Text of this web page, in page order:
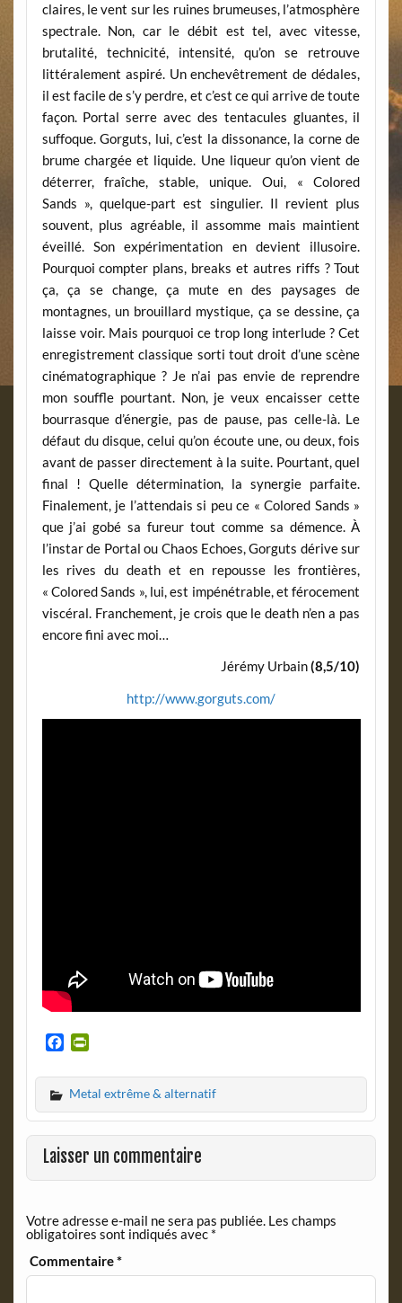
claires, le vent sur les ruines brumeuses, l’atmosphère
spectrale. Non, car le débit est tel, avec vitesse,
brutalité, technicité, intensité, qu’on se retrouve
littéralement aspiré. Un enchevêtrement de dédales,
il est facile de s’y perdre, et c’est ce qui arrive de toute
façon. Portal serre avec des tentacules gluantes, il
suffoque. Gorguts, lui, c’est la dissonance, la corne de
brume chargée et liquide. Une liqueur qu’on vient de
déterrer, fraîche, stable, unique. Oui, « Colored
Sands », quelque-part est singulier. Il revient plus
souvent, plus agréable, il assomme mais maintient
éveillé. Son expérimentation en devient illusoire.
Pourquoi compter plans, breaks et autres riffs ? Tout
ça, ça se change, ça mute en des paysages de
montagnes, un brouillard mystique, ça se dessine, ça
laisse voir. Mais pourquoi ce trop long interlude ? Cet
enregistrement classique sorti tout droit d’une scène
cinématographique ? Je n’ai pas envie de reprendre
mon souffle pourtant. Non, je veux encaisser cette
bourrasque d’énergie, pas de pause, pas celle-là. Le
défaut du disque, celui qu’on écoute une, ou deux, fois
avant de passer directement à la suite. Pourtant, quel
final ! Quelle détermination, la synergie parfaite.
Finalement, je l’attendais si peu ce « Colored Sands »
que j’ai gobé sa fureur tout comme sa démence. À
l’instar de Portal ou Chaos Echoes, Gorguts dérive sur
les rives du death et en repousse les frontières,
« Colored Sands », lui, est impénétrable, et férocement
viscéral. Franchement, je crois que le death n’en a pas
encore fini avec moi…
Jérémy Urbain(8,5/10)
http://www.gorguts.com/
c
e
b
o
o
k
i
n
t
F
r
e
d
l
y
Metal extrême & alternatif
Laisser un commentaire
Votre adresse e-mail ne sera pas publiée. Les champs
obligatoires sont indiqués avec *
Commentaire*